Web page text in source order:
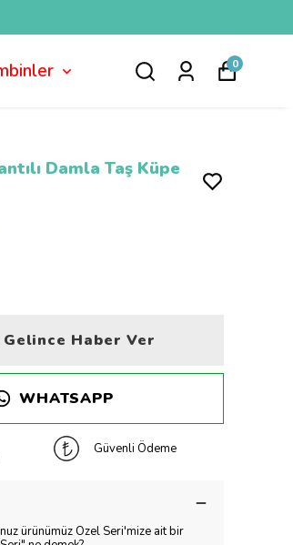
0
Damla Taş Küpe
Haber Ver
WHATSAPP
Güvenli Ödeme
ürünümüz Özel Seri'mize ait bir